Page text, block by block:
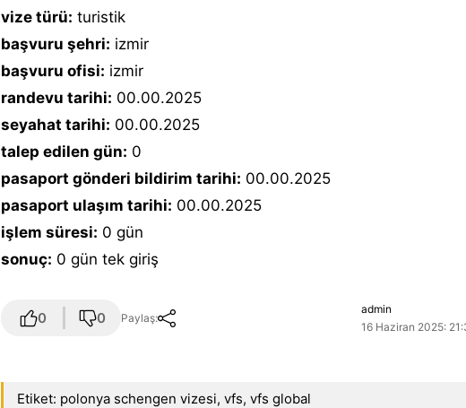
vize türü: turistik
başvuru şehri: izmir
başvuru ofisi: izmir
randevu tarihi: 00.00.2025
seyahat tarihi: 00.00.2025
talep edilen gün: 0
pasaport gönderi bildirim tarihi: 00.00.2025
pasaport ulaşım tarihi: 00.00.2025
işlem süresi: 0 gün
sonuç: 0 gün tek giriş
0 0 Paylaş:
admin
16 Haziran 2025:
Etiket: polonya schengen vizesi,vfs,vfs global